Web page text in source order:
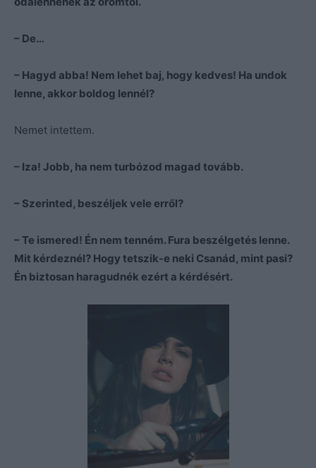
– De…
– Hagyd abba! Nem lehet baj, hogy kedves! Ha undok
lenne, akkor boldog lennél?
Nemet intettem.
– Iza! Jobb, ha nem turbózod magad tovább.
– Szerinted, beszéljek vele erről?
– Te ismered! Én nem tenném. Fura beszélgetés lenne.
Mit kérdeznél? Hogy tetszik-e neki Csanád, mint pasi?
Én biztosan haragudnék ezért a kérdésért.